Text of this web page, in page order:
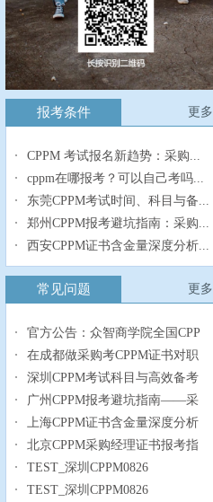
更多
报考条件
CPPM 考试报名新趋势：采购...
cppm在哪报考？可以自己考吗...
东莞CPPM考试时间、科目与备...
郑州CPPM报考避坑指南：采购...
西安CPPM证书含金量深度分析...
更多
常见问题
官方公告：众智商学院全国CPP
在成都做采购考CPPM证书对职
深圳CPPM考试科目与高效备考
广州CPPM报考避坑指南——采
上海CPPM证书含金量深度分析
北京CPPM采购经理证书报考指
TEST_深圳CPPM0826
TEST_深圳CPPM0826